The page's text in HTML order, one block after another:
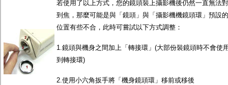
若使用了以上方式，您的鏡頭裝上攝影機後仍然一直無法對
到焦，那麼可能是與「鏡頭」與「攝影機機鏡頭環」預設的
位置有些不合，此時可嘗試以下方式調整：
1.鏡頭與機身之間加上「轉接環」(大部份裝鏡頭時不會使
到轉接環)
2.使用小六角扳手將「機身鏡頭環」移前或移後